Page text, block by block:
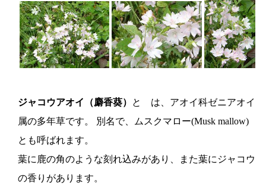
ジャコウアオイ（麝香葵）
と は、アオイ科ゼニアオイ
属の多年草です。 別名で、ムスクマロー(Musk mallow)
とも呼ばれます。
葉に鹿の角のような刻れ込みがあり、また葉にジャコウ
の香りがあります。